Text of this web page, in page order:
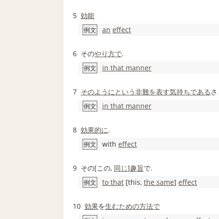
5 効能
例文 an effect
6 そのやり方で.
例文 in that manner
7 そのように という非難を表す気持ちである
例文 in that manner
8 効果的に.
例文 with effect
9 その[この, 同じ]趣旨で.
例文 to that [this, the same] effect
10 効果を生むための方法で